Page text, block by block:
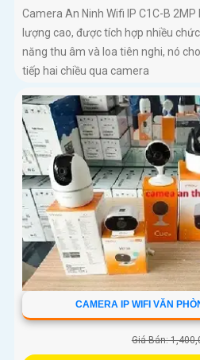
Camera An Ninh Wifi IP C1C-B
lượng cao, được tích hợp nhiều
năng thu âm và loa tiên nghi, nó
tiếp hai chiều qua camera
CAMERA IP WIFI VĂN
Giá Bán: